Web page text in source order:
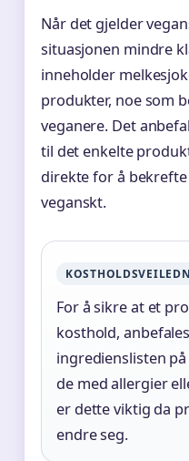
Når det gjelder
situasjonen mindre
inneholder
produkter, noe som
veganere. Det
til det enkelte
direkte for å
veganskt.
For å sikre at et
kosthold,
ingredienslisten
de med allergier
er dette viktig da
endre seg.